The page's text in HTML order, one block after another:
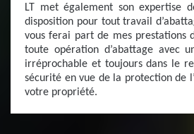
LT met également son expertise
disposition pour tout travail
vous ferai part de mes prestations
toute opération d’abattage avec
irréprochable et toujours dans le
sécurité en vue de la protection de
votre propriété.